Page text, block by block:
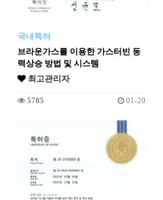
국내특허
브라운가스를 이용한 가스터빈 동
력상승 방법 및 시스템
최고관리자
5785 01-20